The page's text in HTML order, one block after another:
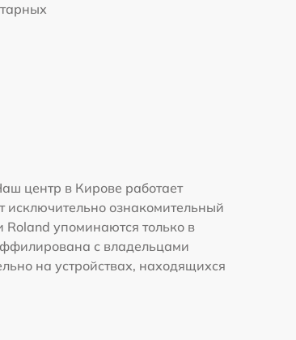
центр в Кирове работает
исключительно ознакомительный
упоминаются только в
с владельцами
на устройствах, находящихся